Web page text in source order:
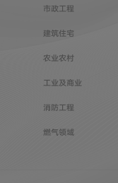
市政工程
建筑住宅
农业农村
工业及商业
消防工程
燃气领域